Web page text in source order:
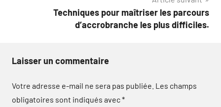
Techniques pour maîtriser les parcours
d’accrobranche les plus difficiles.
Laisser un commentaire
Votre adresse e-mail ne sera pas publiée. Les champs
obligatoires sont indiqués avec*